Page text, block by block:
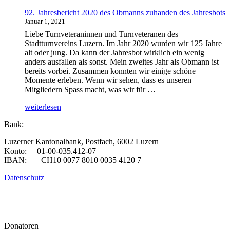
2021
des
Obmanns“
92. Jahresbericht 2020 des Obmanns zuhanden des Jahresbots
Januar 1, 2021
Liebe Turnveteraninnen und Turnveteranen des
Stadtturnvereins Luzern. Im Jahr 2020 wurden wir 125 Jahre
alt oder jung. Da kann der Jahresbot wirklich ein wenig
anders ausfallen als sonst. Mein zweites Jahr als Obmann ist
bereits vorbei. Zusammen konnten wir einige schöne
Momente erleben. Wenn wir sehen, dass es unseren
Mitgliedern Spass macht, was wir für …
„92.
Obmanns
zuhanden
des
weiterlesen
Bank:
Luzerner Kantonalbank, Postfach, 6002 Luzern
Konto: 01-00-035.412-07
IBAN: CH10 0077 8010 0035 4120 7
Datenschutz
Donatoren